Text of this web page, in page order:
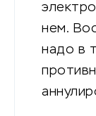
нем.
надо в